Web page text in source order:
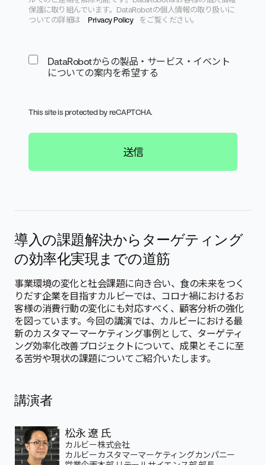
導入の課題解決からターゲティング
の効率化実現までの道筋
事業環境の変化と社会課題に向き合い、食の未来をつく
りだす企業を目指すカルビーでは、コロナ禍におけるお
客様の消費行動の変化にも対応すべく、顧客分析の強化
を図っています。今回の講演では、カルビーにおける最
新のカスタマーマーケティング事例として、ターゲティ
ング効率化改善プロジェクトについて、成果とそこに至
る苦労や現状の課題についてご紹介いたします。
講演者
松永 遼 氏
カルビー株式会社
カルビーカスタマーマーケティングカンパニー
保護に取り組んでいます。 DataRobotの個人情報の取り扱いに
ついての詳細は
Privacy Policy をご覧ください。
DataRobotからの製品・サービス・イベント
についての案内を希望する
This site is protected by reCAPTCHA.
送信